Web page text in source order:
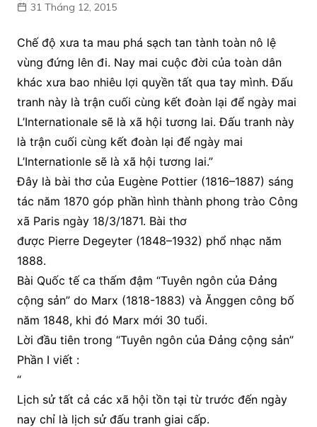
31 Tháng 12, 2015
Chế độ xưa ta mau phá sạch tan tành toàn nô lệ
vùng đứng lên đi. Nay mai cuộc đời của toàn dân
khác xưa bao nhiêu lợi quyền tất qua tay mình. Đấu
tranh này là trận cuối cùng kết đoàn lại để ngày mai
L’Internationale sẽ là xã hội tương lai. Đấu tranh này
là trận cuối cùng kết đoàn lại để ngày mai
L’Internationle sẽ là xã hội tương lai.”
Đây là bài thơ của Eugène Pottier (1816–1887) sáng
tác năm 1870 góp phần hình thành phong trào Công
xã Paris ngày 18/3/1871. Bài thơ
được Pierre Degeyter (1848–1932) phổ nhạc năm
1888.
Bài Quốc tế ca thấm đậm “Tuyên ngôn của Đảng
cộng sản” do Marx (1818-1883) và Ănggen công bố
năm 1848, khi đó Marx mới 30 tuổi.
Lời đầu tiên trong “Tuyên ngôn của Đảng cộng sản”
Phần I viết :
“
Lịch sử tất cả các xã hội tồn tại từ trước đến ngày
nay chỉ là lịch sử đấu tranh giai cấp.